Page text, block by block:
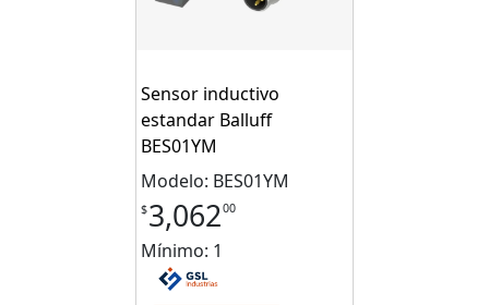
Sensor inductivo
estandar Balluff
BES01YM
Modelo: BES01YM
$3,06200
Mínimo: 1